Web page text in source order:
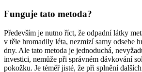
Funguje tato metoda?
Především je nutno říct, že odpadní látky
v těle hromadily léta, nezmizí samy odsebe
dny. Ale tato metoda je jednoduchá,
investici, nemůže při správném dávkování
pokožku. Je téměř jisté, že při splnění